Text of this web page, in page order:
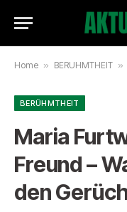
Home » BERÜHMTHEIT »
BERÜHMTHEIT
Maria
Freund –
den